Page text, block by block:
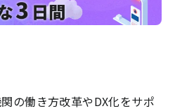
の働き方改革やDX化をサポ